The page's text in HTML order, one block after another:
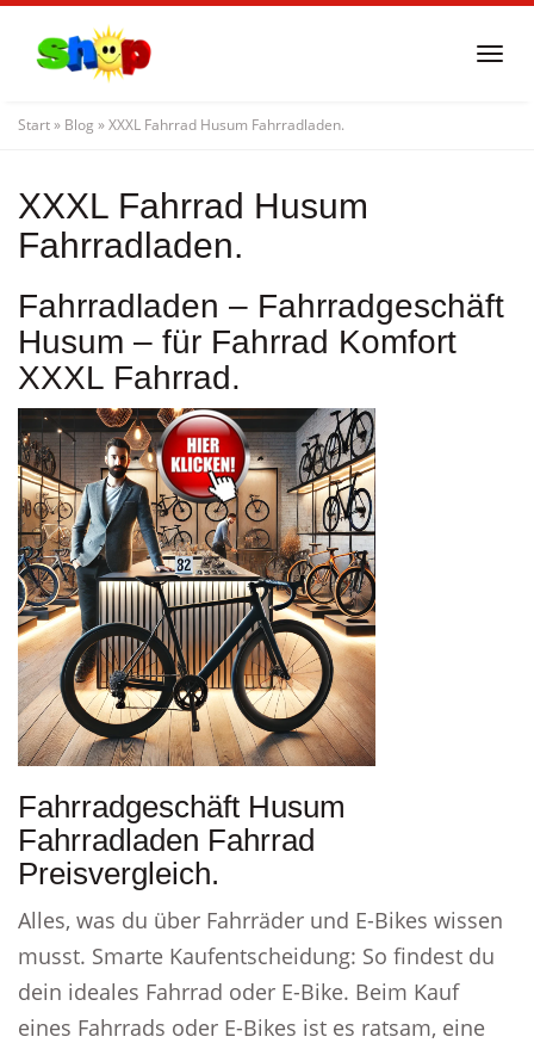
content
Start» Blog »XXXL Fahrrad Husum Fahrradladen.
XXXL Fahrrad Husum
Fahrradladen.
Fahrradladen – Fahrradgeschäft
Husum – für Fahrrad Komfort
XXXL Fahrrad.
Fahrradgeschäft Husum
Fahrradladen Fahrrad
Preisvergleich.
Alles, was du über Fahrräder und E-Bikes wissen
musst. Smarte Kaufentscheidung: So findest du
dein ideales Fahrrad oder E-Bike. Beim Kauf
eines Fahrrads oder E-Bikes ist es ratsam, eine